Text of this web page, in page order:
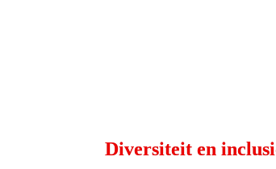
Diversiteit en